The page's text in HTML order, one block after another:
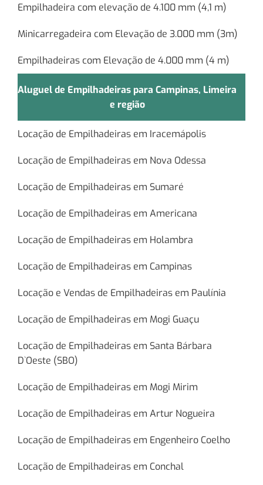
Empilhadeira com elevação de 4.100 mm (4,1 m)
Minicarregadeira com Elevação de 3.000 mm (3m)
Empilhadeiras com Elevação de 4.000 mm (4 m)
Aluguel de Empilhadeiras para Campinas, Limeira
e região
Locação de Empilhadeiras em Iracemápolis
Locação de Empilhadeiras em Nova Odessa
Locação de Empilhadeiras em Sumaré
Locação de Empilhadeiras em Americana
Locação de Empilhadeiras em Holambra
Locação de Empilhadeiras em Campinas
Locação e Vendas de Empilhadeiras em Paulínia
Locação de Empilhadeiras em Mogi Guaçu
Locação de Empilhadeiras em Santa Bárbara
D`Oeste (SBO)
Locação de Empilhadeiras em Mogi Mirim
Locação de Empilhadeiras em Artur Nogueira
Locação de Empilhadeiras em Engenheiro Coelho
Locação de Empilhadeiras em Conchal